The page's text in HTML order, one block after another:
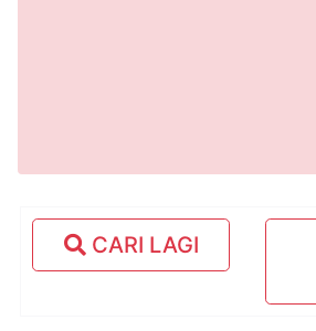
CARI LAGI